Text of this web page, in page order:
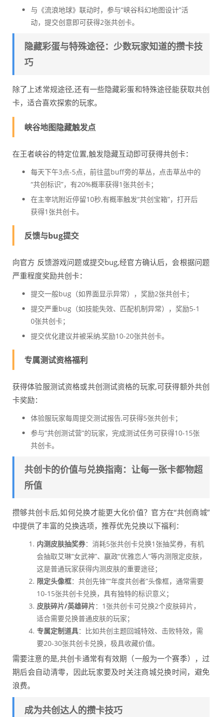
与《流浪地球》联动时，参与“峡谷科幻地图设计”活
动，提交创意即可获得2张共创卡。
隐藏彩蛋与特殊途径：少数玩家知道的攒卡技
巧
除了上述常规途径,还有一些隐藏彩蛋和特殊途径能获取共创
卡，适合喜欢探索的玩家。
峡谷地图隐藏触发点
在王者峡谷的特定位置,触发隐藏互动即可获得共创卡：
每天下午3点-5点，前往蓝buff旁的草丛，点击草丛中的
“共创标识”，有20%概率获得1张共创卡；
在主宰坑附近停留10秒,有概率触发“共创宝箱”，打开后
获得1张共创卡。
反馈与bug提交
向官方 反馈游戏问题或提交bug,经官方确认后，会根据问题
严重程度奖励共创卡：
提交一般bug（如界面显示异常），奖励2张共创卡；
提交严重bug（如技能失效、匹配机制异常），奖励5-1
0张共创卡；
提交优化建议并被采纳,奖励10-20张共创卡。
专属测试资格福利
获得体验服测试资格或共创测试资格的玩家,可获得额外共创
卡奖励：
体验服玩家每周提交测试报告,可获得5张共创卡；
参与“共创测试营”的玩家，完成测试任务可获得10-15张
共创卡。
共创卡的价值与兑换指南：让每一张卡都物超
所值
攒够共创卡后,如何兑换才能更大化价值？官方在“共创商城”
中提供了丰富的兑换选项，推荐优先兑换以下福利：
内测皮肤抽奖券：消耗5张共创卡兑换1张抽奖券，有机
会抽取艾琳“女武神”、嬴政“优雅恋人”等内测限定皮肤，
这是普通玩家获得内测皮肤的重要途径；
限定头像框：共创先锋”“年度共创者”头像框，通常需要
10-15张共创卡兑换，具有独特的标识意义；
皮肤碎片/英雄碎片：1张共创卡可兑换2个皮肤碎片，
适合需要兑换普通皮肤的玩家；
专属定制道具：比如共创主题回城特效、击败特效，需
要20-30张共创卡兑换，极具收藏价值。
需要注意的是,共创卡通常有有效期（一般为一个赛季），过
期后会自动清零，因此玩家要及时关注商城兑换时间，避免
浪费。
成为共创达人的攒卡技巧